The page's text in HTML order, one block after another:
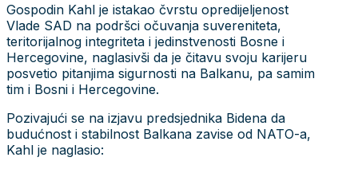
Gospodin Kahl je istakao čvrstu opredijeljenost
Vlade SAD na podršci očuvanja suvereniteta,
teritorijalnog integriteta i jedinstvenosti Bosne i
Hercegovine, naglasivši da je čitavu svoju karijeru
posvetio pitanjima sigurnosti na Balkanu, pa samim
tim i Bosni i Hercegovine.
Pozivajući se na izjavu predsjednika Bidena da
budućnost i stabilnost Balkana zavise od NATO-a,
Kahl je naglasio: